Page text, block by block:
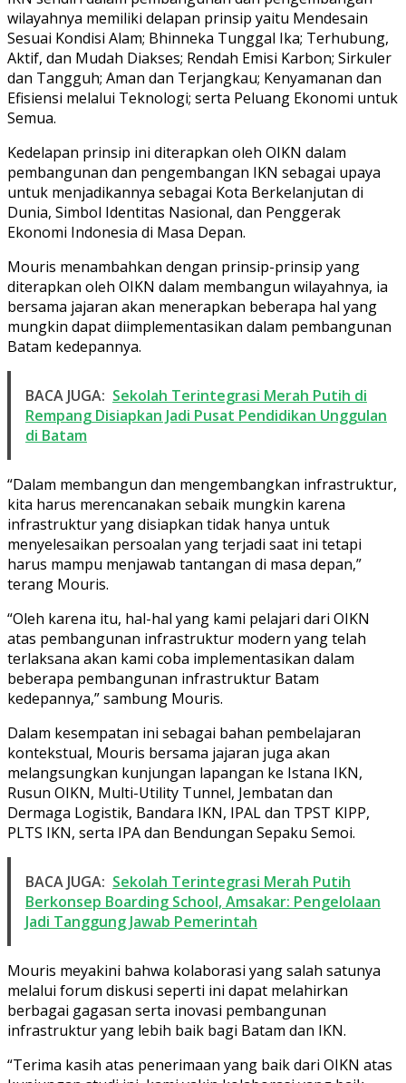
wilayahnya memiliki delapan prinsip yaitu Mendesain
Sesuai Kondisi Alam; Bhinneka Tunggal Ika; Terhubung,
Aktif, dan Mudah Diakses; Rendah Emisi Karbon; Sirkuler
dan Tangguh; Aman dan Terjangkau; Kenyamanan dan
Efisiensi melalui Teknologi; serta Peluang Ekonomi untuk
Semua.
Kedelapan prinsip ini diterapkan oleh OIKN dalam
pembangunan dan pengembangan IKN sebagai upaya
untuk menjadikannya sebagai Kota Berkelanjutan di
Dunia, Simbol Identitas Nasional, dan Penggerak
Ekonomi Indonesia di Masa Depan.
Mouris menambahkan dengan prinsip-prinsip yang
diterapkan oleh OIKN dalam membangun wilayahnya, ia
bersama jajaran akan menerapkan beberapa hal yang
mungkin dapat diimplementasikan dalam pembangunan
Batam kedepannya.
BACA JUGA: Sekolah Terintegrasi Merah Putih di
Rempang Disiapkan Jadi Pusat Pendidikan Unggulan
di Batam
“Dalam membangun dan mengembangkan infrastruktur,
kita harus merencanakan sebaik mungkin karena
infrastruktur yang disiapkan tidak hanya untuk
menyelesaikan persoalan yang terjadi saat ini tetapi
harus mampu menjawab tantangan di masa depan,”
terang Mouris.
“Oleh karena itu, hal-hal yang kami pelajari dari OIKN
atas pembangunan infrastruktur modern yang telah
terlaksana akan kami coba implementasikan dalam
beberapa pembangunan infrastruktur Batam
kedepannya,” sambung Mouris.
Dalam kesempatan ini sebagai bahan pembelajaran
kontekstual, Mouris bersama jajaran juga akan
melangsungkan kunjungan lapangan ke Istana IKN,
Rusun OIKN, Multi-Utility Tunnel, Jembatan dan
Dermaga Logistik, Bandara IKN, IPAL dan TPST KIPP,
PLTS IKN, serta IPA dan Bendungan Sepaku Semoi.
BACA JUGA: Sekolah Terintegrasi Merah Putih
Berkonsep Boarding School, Amsakar: Pengelolaan
Jadi Tanggung Jawab Pemerintah
Mouris meyakini bahwa kolaborasi yang salah satunya
melalui forum diskusi seperti ini dapat melahirkan
berbagai gagasan serta inovasi pembangunan
infrastruktur yang lebih baik bagi Batam dan IKN.
“Terima kasih atas penerimaan yang baik dari OIKN atas